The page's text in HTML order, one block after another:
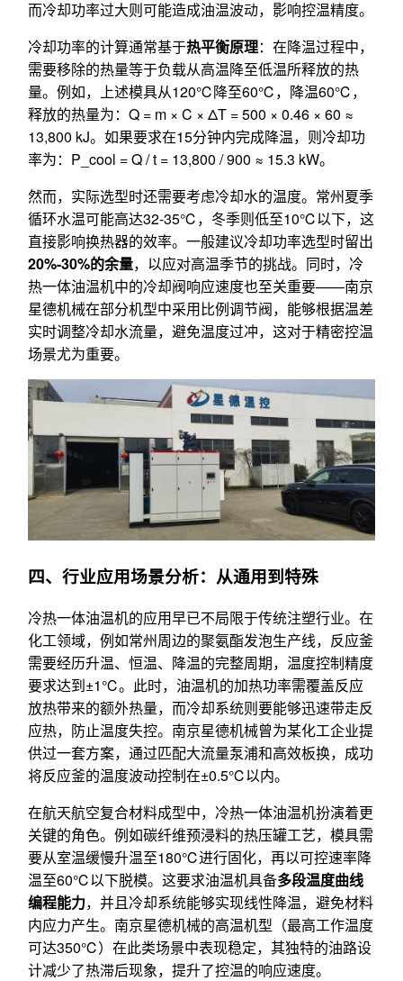
而冷却功率过大则可能造成油温波动，影响控温精度。
冷却功率的计算通常基于热平衡原理：在降温过程中，
需要移除的热量等于负载从高温降至低温所释放的热
量。例如，上述模具从120℃降至60℃，降温60℃，
释放的热量为：Q = m × C × ΔT = 500 × 0.46 × 60 ≈
13,800 kJ。如果要求在15分钟内完成降温，则冷却功
率为：P_cool = Q / t = 13,800 / 900 ≈ 15.3 kW。
然而，实际选型时还需要考虑冷却水的温度。常州夏季
循环水温可能高达32-35℃，冬季则低至10℃以下，这
直接影响换热器的效率。一般建议冷却功率选型时留出
20%-30%的余量，以应对高温季节的挑战。同时，冷
热一体油温机中的冷却阀响应速度也至关重要——南京
星德机械在部分机型中采用比例调节阀，能够根据温差
实时调整冷却水流量，避免温度过冲，这对于精密控温
场景尤为重要。
四、行业应用场景分析：从通用到特殊
冷热一体油温机的应用早已不局限于传统注塑行业。在
化工领域，例如常州周边的聚氨酯发泡生产线，反应釜
需要经历升温、恒温、降温的完整周期，温度控制精度
要求达到±1℃。此时，油温机的加热功率需覆盖反应
放热带来的额外热量，而冷却系统则要能够迅速带走反
应热，防止温度失控。南京星德机械曾为某化工企业提
供过一套方案，通过匹配大流量泵浦和高效板换，成功
将反应釜的温度波动控制在±0.5℃以内。
在航天航空复合材料成型中，冷热一体油温机扮演着更
关键的角色。例如碳纤维预浸料的热压罐工艺，模具需
要从室温缓慢升温至180℃进行固化，再以可控速率降
温至60℃以下脱模。这要求油温机具备多段温度曲线
编程能力，并且冷却系统能够实现线性降温，避免材料
内应力产生。南京星德机械的高温机型（最高工作温度
可达350℃）在此类场景中表现稳定，其独特的油路设
计减少了热滞后现象，提升了控温的响应速度。